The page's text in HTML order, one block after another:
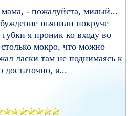
- пожалуйста, милый...
пьянили покруче
я проник ко входу во
мокро, что можно
ласки там не поднимаясь к
достаточно, я...